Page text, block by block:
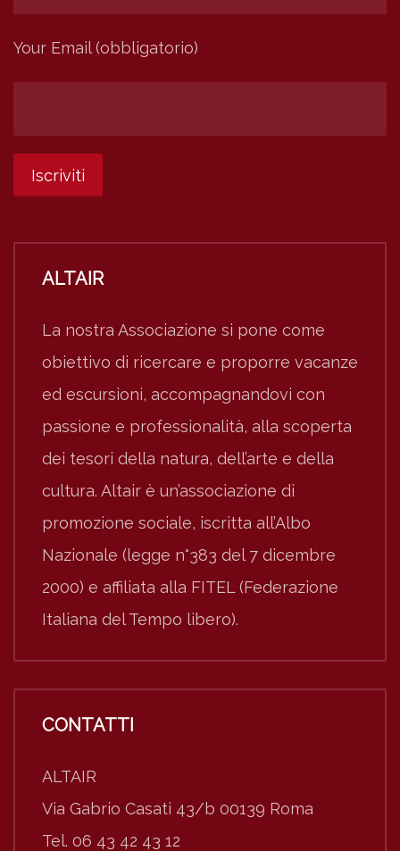
Your Email (obbligatorio)
ALTAIR
La nostra Associazione si pone come
obiettivo di ricercare e proporre vacanze
ed escursioni, accompagnandovi con
passione e professionalità, alla scoperta
dei tesori della natura, dell’arte e della
cultura. Altair è un’associazione di
promozione sociale, iscritta all’Albo
Nazionale (legge n°383 del 7 dicembre
2000) e affiliata alla FITEL (Federazione
Italiana del Tempo libero).
CONTATTI
ALTAIR
Via Gabrio Casati 43/b 00139 Roma
Tel. 06 43 42 43 12